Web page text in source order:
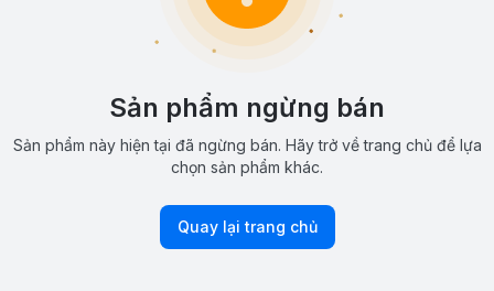
Sản phẩm ngừng bán
Sản phẩm này hiện tại đã ngừng bán. Hãy trở về trang chủ để lựa
chọn sản phẩm khác.
Quay lại trang chủ